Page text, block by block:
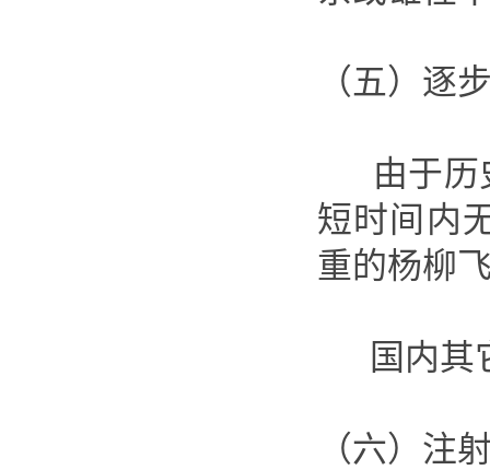
（五）逐
由于历
短时间内
重的杨柳
国内其
（六）注